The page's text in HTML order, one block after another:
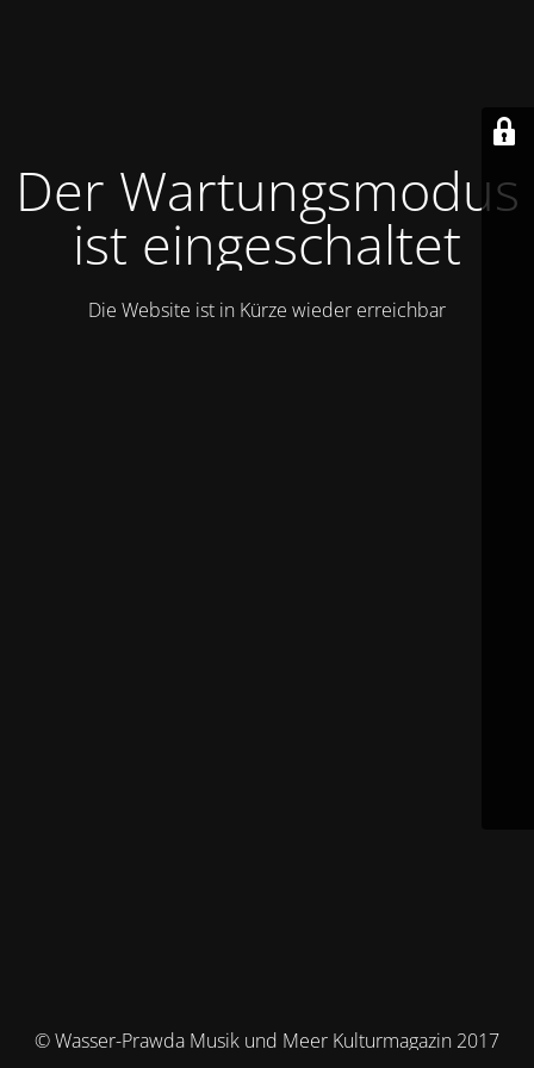
Der Wartungsmodus
ist eingeschaltet
Die Website ist in Kürze wieder erreichbar
© Wasser-Prawda Musik und Meer Kulturmagazin 2017